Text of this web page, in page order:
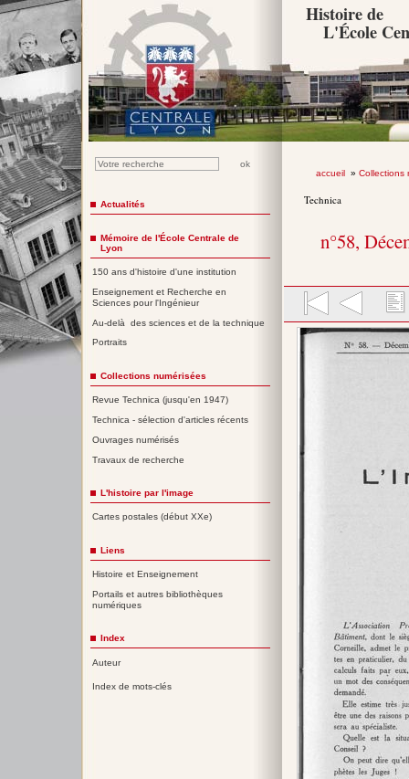
Histoire de
L'École
accueil» Collections
Technica
n°58,
Actualités
Mémoire de l'École Centrale de
Lyon
150 ans d'histoire d'une institution
Enseignement et Recherche en
Sciences pour l'Ingénieur
Au-delà des sciences et de la technique
Portraits
Collections numérisées
Revue Technica (jusqu'en 1947)
Technica - sélection d'articles récents
Ouvrages numérisés
Travaux de recherche
L'histoire par l'image
Cartes postales (début XXe)
Liens
Histoire et Enseignement
Portails et autres bibliothèques
numériques
Index
Auteur
Index de mots-clés